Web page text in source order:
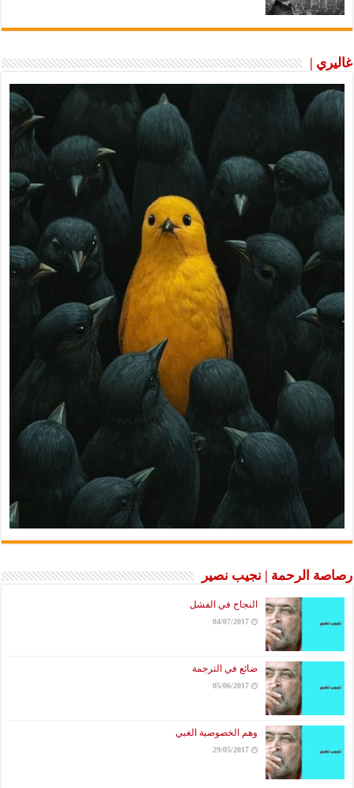
غاليري |
رصاصة الرحمة | نجيب نصير
النجاح في الفشل
04/07/2017
ضائع في الترجمة
05/06/2017
وهم الخصوصية الغبي
29/05/2017